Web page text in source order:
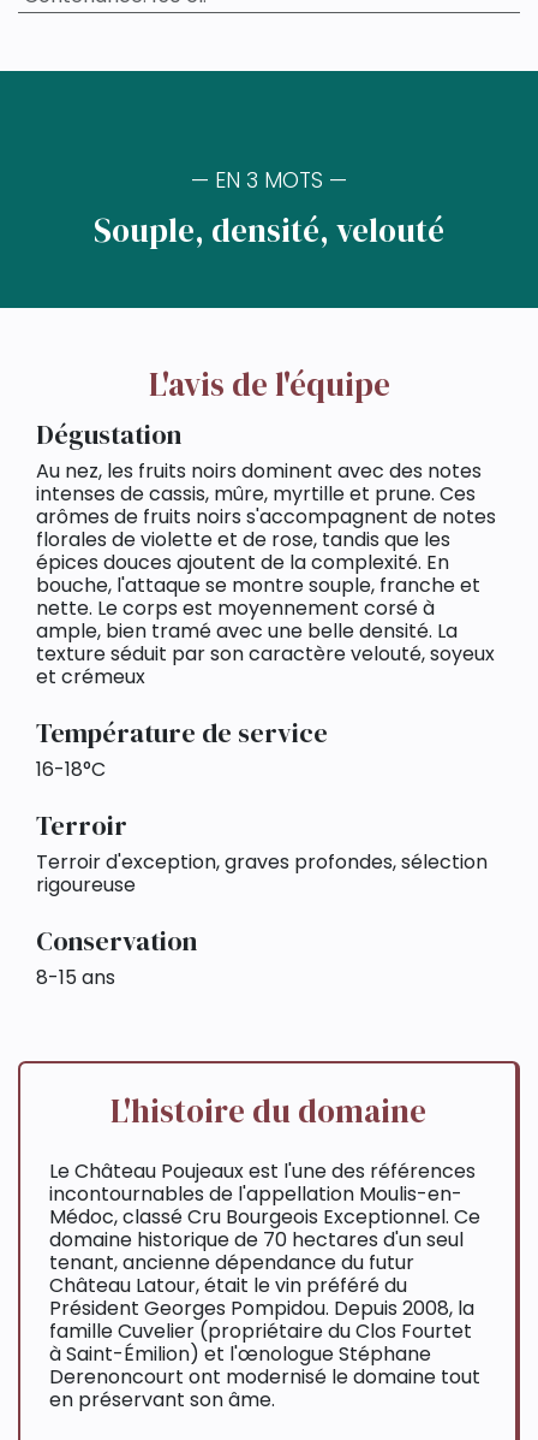
— EN 3 MOTS —
Souple, densité, velouté
L'avis de l'équipe
Dégustation
Au nez, les fruits noirs dominent avec des notes
intenses de cassis, mûre, myrtille et prune. Ces
arômes de fruits noirs s'accompagnent de notes
florales de violette et de rose, tandis que les
épices douces ajoutent de la complexité. En
bouche, l'attaque se montre souple, franche et
nette. Le corps est moyennement corsé à
ample, bien tramé avec une belle densité. La
texture séduit par son caractère velouté, soyeux
et crémeux
Température de service
16-18°C
Terroir
Terroir d'exception, graves profondes, sélection
rigoureuse
Conservation
8-15 ans
L'histoire du domaine
Le Château Poujeaux est l'une des références
incontournables de l'appellation Moulis-en-
Médoc, classé Cru Bourgeois Exceptionnel. Ce
domaine historique de 70 hectares d'un seul
tenant, ancienne dépendance du futur
Château Latour, était le vin préféré du
Président Georges Pompidou. Depuis 2008, la
famille Cuvelier (propriétaire du Clos Fourtet
à Saint-Émilion) et l'œnologue Stéphane
Derenoncourt ont modernisé le domaine tout
en préservant son âme.